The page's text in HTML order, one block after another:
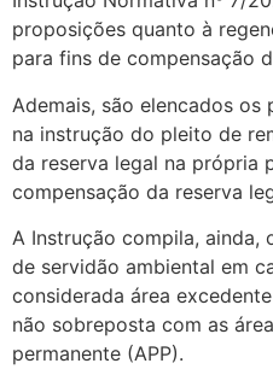
proposições quanto à
para fins de compensação
Ademais, são elencados
na instrução do pleito de
da reserva legal na própria
compensação da reserva
A Instrução compila, ainda,
de servidão ambiental em
considerada área
não sobreposta com as
permanente (APP).